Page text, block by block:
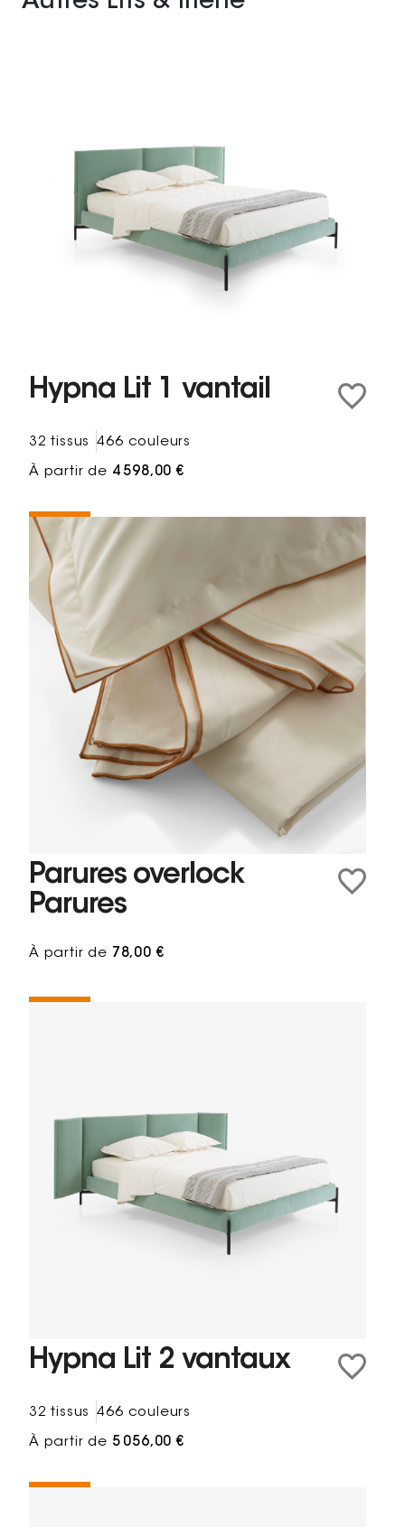
Hypna Lit 1 vantail
32 tissus 466 couleurs
À partir de 4 598,00 €
Parures overlock
Parures
À partir de 78,00 €
Hypna Lit 2 vantaux
32 tissus 466 couleurs
À partir de 5 056,00 €